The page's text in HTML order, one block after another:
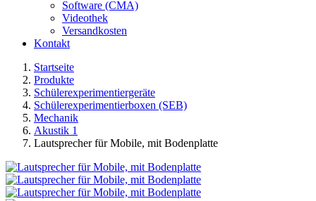
Software (CMA)
Videothek
Versandkosten
Kontakt
Startseite
Produkte
Schülerexperimentiergeräte
Schülerexperimentierboxen (SEB)
Mechanik
Akustik 1
Lautsprecher für Mobile, mit Bodenplatte